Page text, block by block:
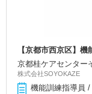
【京都市西京区】
京都桂ケアセンター
株式会社SOYOKAZE
機能訓練指導員